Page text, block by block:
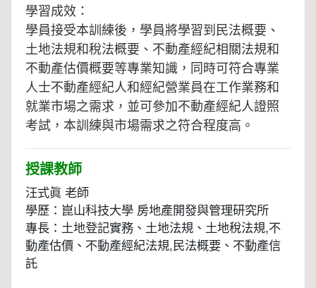
學習成效：
學員接受本訓練後，學員將學習到民法概要、
土地法規和稅法概要、不動產經紀相關法規和
不動產估價概要等專業知識，同時可符合專業
人士不動產經紀人和經紀營業員在工作業務和
就業市場之需求，並可參加不動產經紀人證照
考試，本訓練與市場需求之符合程度高。
授課教師
汪式眞 老師
學歷：崑山科技大學 房地產開發與管理研究所
專長：土地登記實務、土地法規、土地稅法規,不
動產估價、不動產經紀法規,民法概要、不動產信
託